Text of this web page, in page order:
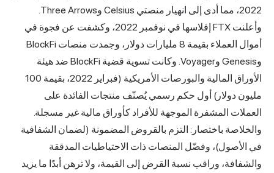
2022، مما أدى إلى انهيار منصتي Celsius وThree Arrows.
وأعلنت FTX إفلاسها في نوفمبر 2022، وكشفت عن فجوة في
أموال العملاء بقيمة 8 مليارات دولار، وجمدت منصات BlockFi
وGenesis وVoyager. وكانت تسوية قضية BlockFi ضد هيئة
الأوراق المالية والبورصات الأمريكية (فبراير 2022، بقيمة 100
أول حكم رسمي يُصنّف منتجات الفائدة على
المشفرة الموجهة للأفراد كأوراق مالية غير مسجلة.
باختصار: التزم بالقروض المضمونة (لضمان الشفافية
وفضّل المنصات ذات الاحتياطيات المدققة
وراقب نسبة القرض إلى القيمة، ولا ترهن أبدًا ما يزيد